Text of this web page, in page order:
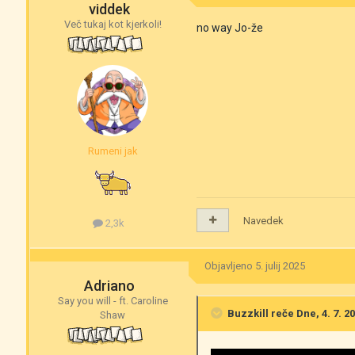
viddek
Več tukaj kot kjerkoli!
Rumeni jak
2,3k
no wayJo-že
Navedek
Adriano
Say you will - ft. Caroline
Shaw
Objavljeno 5. julij 2025
Buzzkill reče Dne, 4. 7.